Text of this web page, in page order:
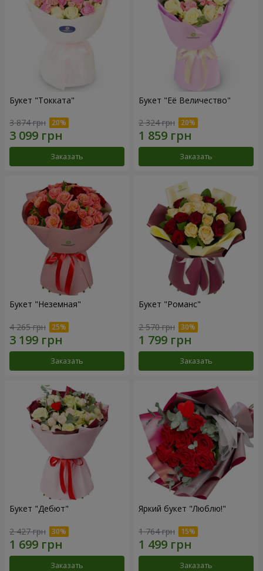
Букет "Токката"
3 874 грн
Заказать
Букет "Её Величество"
2 324 грн
Заказать
Букет "Неземная"
4 265 грн
Заказать
Букет "Романс"
2 570 грн
Заказать
Букет "Дебют"
2 427 грн
Заказать
Яркий букет "Люблю!"
1 764 грн
Заказать